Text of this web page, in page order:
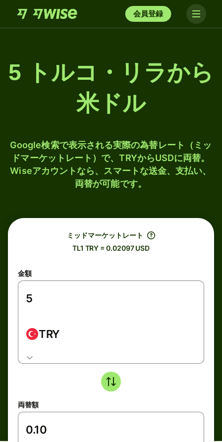
会員登録
5 トルコ・リラから
米ドル
Google検索で表示される実際の為替レート（ミッ
ドマーケットレート）で、TRYからUSDに両替。
Wiseアカウントなら、スマートな送金、支払い、
両替が可能です。
ミッドマーケットレート
TL1 TRY = 0.02097 USD
金額
TRY
両替額